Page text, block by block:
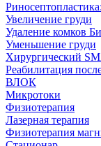
Увеличение груди
Удаление комков
Уменьшение груди
Хирургический
Реабилитация
ВЛОК
Микротоки
Физиотерапия
Лазерная терапия
Физиотерапия